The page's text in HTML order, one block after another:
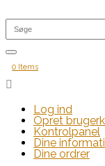
0 Items

Log ind
Opret
Kontrolpanel
Dine
Dine ordrer